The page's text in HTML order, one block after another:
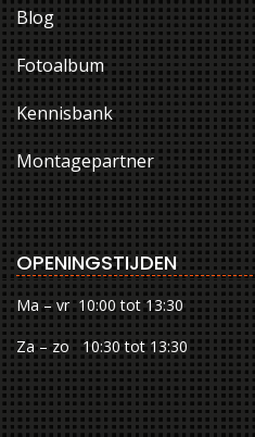
Blog
Fotoalbum
Kennisbank
Montagepartner
OPENINGSTIJDEN
Ma – vr 10:00 tot 13:30
Za – zo 10:30 tot 13:30